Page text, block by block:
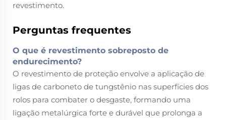
revestimento.
Perguntas frequentes
O que é revestimento sobreposto de
endurecimento?
O revestimento de proteção envolve a aplicação de
ligas de carboneto de tungstênio nas superfícies dos
rolos para combater o desgaste, formando uma
ligação metalúrgica forte e durável que prolonga a